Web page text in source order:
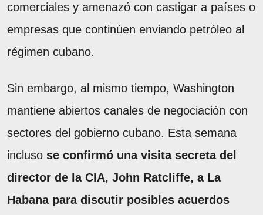
comerciales y amenazó con castigar a países o
empresas que continúen enviando petróleo al
régimen cubano.
Sin embargo, al mismo tiempo, Washington
mantiene abiertos canales de negociación con
sectores del gobierno cubano. Esta semana
incluso se confirmó una visita secreta del
director de la CIA, John Ratcliffe, a La
Habana para discutir posibles acuerdos